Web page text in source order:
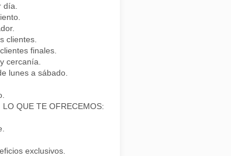
clientes.
finales.
cercanía.
lunes a sábado.
QUE TE OFRECEMOS:
exclusivos.